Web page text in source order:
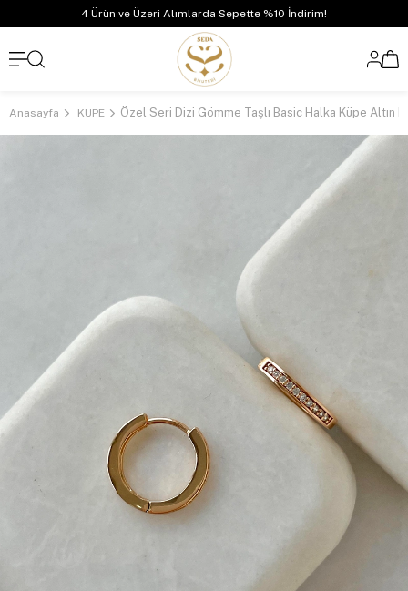
4 Ürün ve Üzeri Alımlarda Sepette %10 İndirim!
Anasayfa KÜPE Özel Seri Dizi Gömme Taşlı Basic Halka Küpe Altın